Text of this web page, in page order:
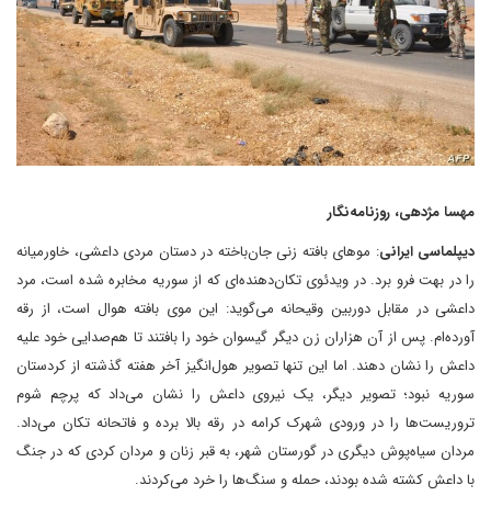
مهسا مژدهی، روزنامه‌نگار
دیپلماسی ایرانی: موهای بافته زنی جان‌باخته در دستان مردی داعشی، خاورمیانه
را در بهت فرو برد. در ویدئوی تکان‌دهنده‌ای که از سوریه مخابره شده است، مرد
داعشی در مقابل دوربین وقیحانه می‌گوید: این موی بافته‌ هوال است، از رقه
آورده‌ام. پس از آن هزاران زن دیگر گیسوان خود را بافتند تا هم‌صدایی خود علیه
داعش را نشان دهند. اما این تنها تصویر هول‌انگیز آخر هفته گذشته از کردستان
سوریه نبود؛ تصویر دیگر، یک نیروی داعش را نشان می‌داد که پرچم شوم
تروریست‌ها را در ورودی شهرک کرامه در رقه بالا برده و فاتحانه تکان می‌داد.
مردان سیاه‌پوش دیگری در گورستان شهر، به قبر زنان و مردان کردی که در جنگ
با داعش کشته شده بودند، حمله و سنگ‌ها را خرد می‌کردند.